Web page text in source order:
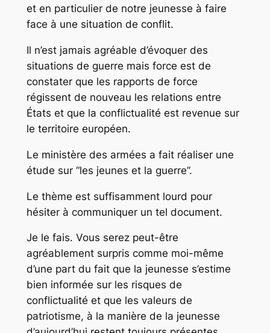
et en particulier de notre jeunesse à faire
face à une situation de conflit.
Il n’est jamais agréable d’évoquer des
situations de guerre mais force est de
constater que les rapports de force
régissent de nouveau les relations entre
États et que la conflictualité est revenue sur
le territoire européen.
Le ministère des armées a fait réaliser une
étude sur “les jeunes et la guerre”.
Le thème est suffisamment lourd pour
hésiter à communiquer un tel document.
Je le fais. Vous serez peut-être
agréablement surpris comme moi-même
d’une part du fait que la jeunesse s’estime
bien informée sur les risques de
conflictualité et que les valeurs de
patriotisme, à la manière de la jeunesse